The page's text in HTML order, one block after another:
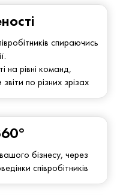
спираючись
на рівні команд,
по різних зрізах
бізнесу, через
співробітників